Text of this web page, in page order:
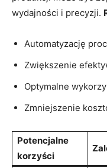
wydajności i precyzji.⁢
Automatyzację​
Zwiększenie
Optymalne
Zmniejszenie
Potencjalne
korzyści